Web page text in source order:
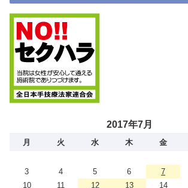
2017年7月
月 火 水 木 金
3
4 5 6 7
10
11 12 13 14